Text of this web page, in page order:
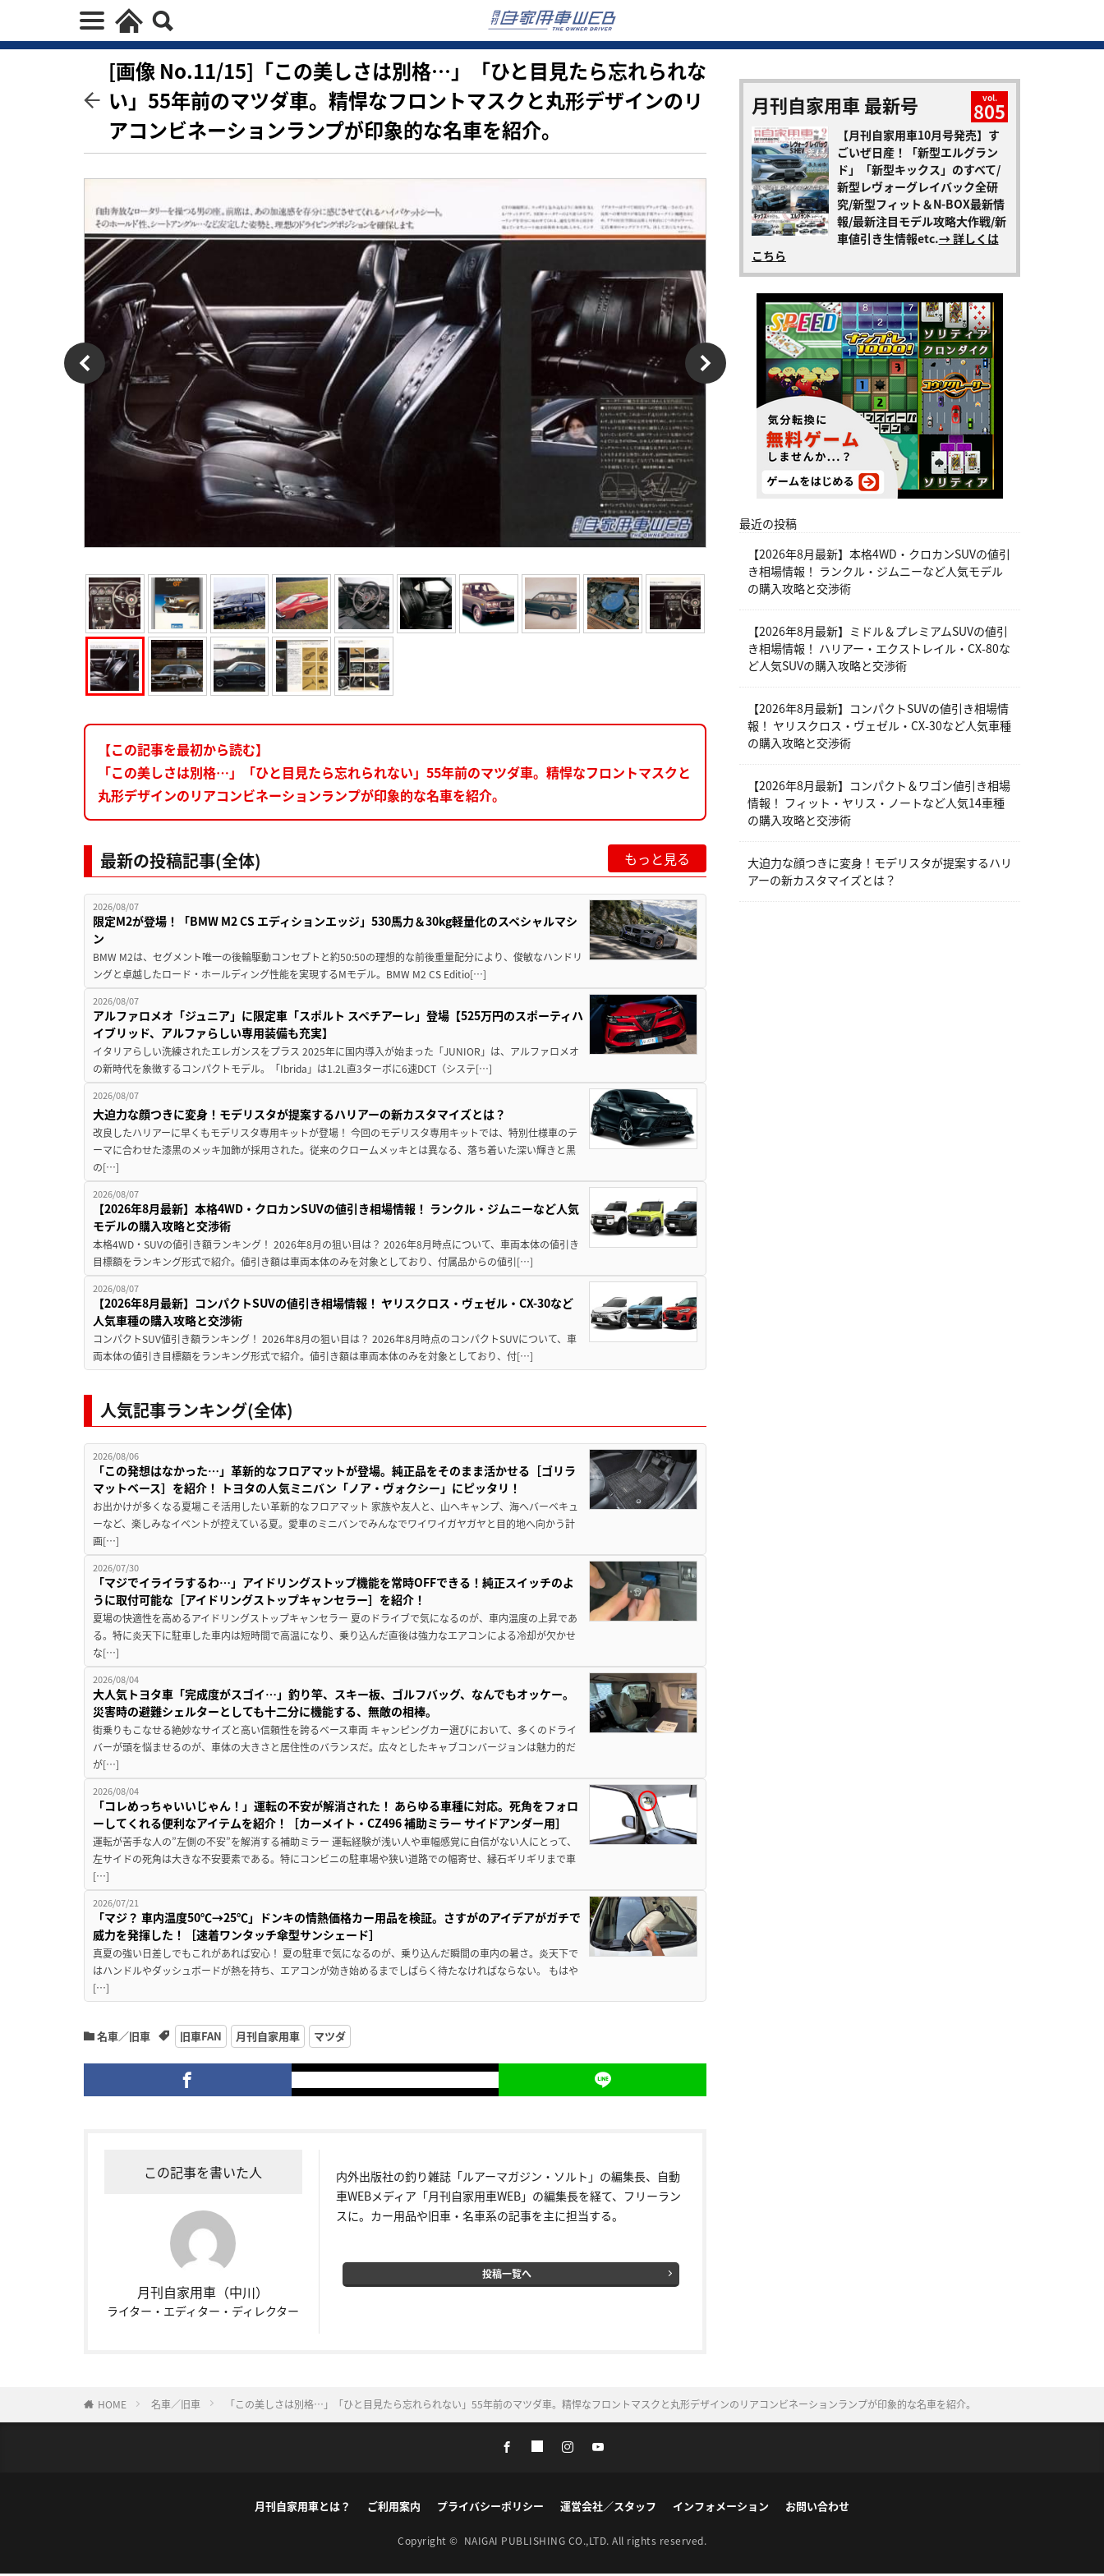
[画像 No.11/15]「この美しさは別格…」「ひと目見たら忘れられな
い」55年前のマツダ車。精悍なフロントマスクと丸形デザインのリ
アコンビネーションランプが印象的な名車を紹介。
【この記事を最初から読む】
「この美しさは別格…」「ひと目見たら忘れられない」55年前のマツダ車。精悍なフロントマスクと
丸形デザインのリアコンビネーションランプが印象的な名車を紹介。
最新の投稿記事(全体) もっと見る
2026/08/07
限定M2が登場！「BMW M2 CS エディションエッジ」530馬力＆30kg軽量化のスペシャルマシ
ン
BMW M2は、セグメント唯一の後輪駆動コンセプトと約50:50の理想的な前後重量配分により、俊敏なハンドリ
ングと卓越したロード・ホールディング性能を実現するMモデル。BMW M2 CS Editio[…]
2026/08/07
アルファロメオ「ジュニア」に限定車「スポルト スペチアーレ」登場【525万円のスポーティハ
イブリッド、アルファらしい専用装備も充実】
イタリアらしい洗練されたエレガンスをプラス 2025年に国内導入が始まった「JUNIOR」は、アルファロメオ
の新時代を象徴するコンパクトモデル。「Ibrida」は1.2L直3ターボに6速DCT（システ[…]
2026/08/07
大迫力な顔つきに変身！モデリスタが提案するハリアーの新カスタマイズとは？
改良したハリアーに早くもモデリスタ専用キットが登場！ 今回のモデリスタ専用キットでは、特別仕様車のテ
ーマに合わせた漆黒のメッキ加飾が採用された。従来のクロームメッキとは異なる、落ち着いた深い輝きと黒
の[…]
2026/08/07
【2026年8月最新】本格4WD・クロカンSUVの値引き相場情報！ ランクル・ジムニーなど人気
モデルの購入攻略と交渉術
本格4WD・SUVの値引き額ランキング！ 2026年8月の狙い目は？ 2026年8月時点について、車両本体の値引き
目標額をランキング形式で紹介。値引き額は車両本体のみを対象としており、付属品からの値引[…]
2026/08/07
【2026年8月最新】コンパクトSUVの値引き相場情報！ ヤリスクロス・ヴェゼル・CX-30など
人気車種の購入攻略と交渉術
コンパクトSUV値引き額ランキング！ 2026年8月の狙い目は？ 2026年8月時点のコンパクトSUVについて、車
両本体の値引き目標額をランキング形式で紹介。値引き額は車両本体のみを対象としており、付[…]
人気記事ランキング(全体)
2026/08/06
「この発想はなかった…」革新的なフロアマットが登場。純正品をそのまま活かせる［ゴリラ
マットベース］を紹介！ トヨタの人気ミニバン「ノア・ヴォクシー」にピッタリ！
お出かけが多くなる夏場こそ活用したい革新的なフロアマット 家族や友人と、山へキャンプ、海へバーベキュ
ーなど、楽しみなイベントが控えている夏。愛車のミニバンでみんなでワイワイガヤガヤと目的地へ向かう計
画[…]
2026/07/30
「マジでイライラするわ…」アイドリングストップ機能を常時OFFできる！純正スイッチのよ
うに取付可能な［アイドリングストップキャンセラー］を紹介！
夏場の快適性を高めるアイドリングストップキャンセラー 夏のドライブで気になるのが、車内温度の上昇であ
る。特に炎天下に駐車した車内は短時間で高温になり、乗り込んだ直後は強力なエアコンによる冷却が欠かせ
な[…]
2026/08/04
大人気トヨタ車「完成度がスゴイ…」釣り竿、スキー板、ゴルフバッグ、なんでもオッケー。
災害時の避難シェルターとしても十二分に機能する、無敵の相棒。
街乗りもこなせる絶妙なサイズと高い信頼性を誇るベース車両 キャンピングカー選びにおいて、多くのドライ
バーが頭を悩ませるのが、車体の大きさと居住性のバランスだ。広々としたキャブコンバージョンは魅力的だ
が[…]
2026/08/04
「コレめっちゃいいじゃん！」運転の不安が解消された！ あらゆる車種に対応。死角をフォロ
ーしてくれる便利なアイテムを紹介！［カーメイト・CZ496 補助ミラー サイドアンダー用］
運転が苦手な人の”左側の不安”を解消する補助ミラー 運転経験が浅い人や車幅感覚に自信がない人にとって、
左サイドの死角は大きな不安要素である。特にコンビニの駐車場や狭い道路での幅寄せ、縁石ギリギリまで車
[…]
2026/07/21
「マジ？ 車内温度50℃→25℃」ドンキの情熱価格カー用品を検証。さすがのアイデアがガチで
威力を発揮した！［速着ワンタッチ傘型サンシェード］
真夏の強い日差しでもこれがあれば安心！ 夏の駐車で気になるのが、乗り込んだ瞬間の車内の暑さ。炎天下で
はハンドルやダッシュボードが熱を持ち、エアコンが効き始めるまでしばらく待たなければならない。 もはや
[…]
名車／旧車 旧車FAN 月刊自家用車 マツダ
この記事を書いた人
月刊自家用車（中川）
ライター・エディター・ディレクター
内外出版社の釣り雑誌「ルアーマガジン・ソルト」の編集長、自動
車WEBメディア「月刊自家用車WEB」の編集長を経て、フリーラン
スに。カー用品や旧車・名車系の記事を主に担当する。
投稿一覧へ
月刊自家用車 最新号 vol.
805
【月刊自家用車10月号発売】す
ごいぜ日産！「新型エルグラン
ド」「新型キックス」のすべて/
新型レヴォーグレイバック全研
究/新型フィット＆N-BOX最新情
報/最新注目モデル攻略大作戦/新
車値引き生情報etc.→ 詳しくは
こちら
最近の投稿
【2026年8月最新】本格4WD・クロカンSUVの値引
き相場情報！ ランクル・ジムニーなど人気モデル
の購入攻略と交渉術
【2026年8月最新】ミドル＆プレミアムSUVの値引
き相場情報！ ハリアー・エクストレイル・CX-80な
ど人気SUVの購入攻略と交渉術
【2026年8月最新】コンパクトSUVの値引き相場情
報！ ヤリスクロス・ヴェゼル・CX-30など人気車種
の購入攻略と交渉術
【2026年8月最新】コンパクト＆ワゴン値引き相場
情報！ フィット・ヤリス・ノートなど人気14車種
の購入攻略と交渉術
大迫力な顔つきに変身！モデリスタが提案するハリ
アーの新カスタマイズとは？
HOME 名車／旧車 「この美しさは別格…」「ひと目見たら忘れられない」55年前のマツダ車。精悍なフロントマスクと丸形デザインのリアコンビネーションランプが印象的な名車を紹介。
月刊自家用車とは？ ご利用案内 プライバシーポリシー 運営会社／スタッフ インフォメーション お問い合わせ
Copyright © NAIGAI PUBLISHING CO.,LTD. All rights reserved.